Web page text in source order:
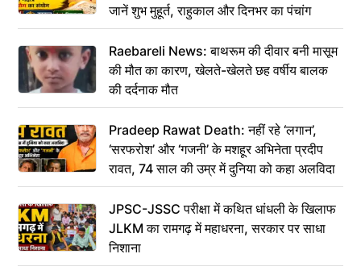
जानें शुभ मुहूर्त, राहुकाल और दिनभर का पंचांग
Raebareli News: बाथरूम की दीवार बनी मासूम
की मौत का कारण, खेलते-खेलते छह वर्षीय बालक
की दर्दनाक मौत
Pradeep Rawat Death: नहीं रहे ‘लगान’,
‘सरफरोश’ और ‘गजनी’ के मशहूर अभिनेता प्रदीप
रावत, 74 साल की उम्र में दुनिया को कहा अलविदा
JPSC-JSSC परीक्षा में कथित धांधली के खिलाफ
JLKM का रामगढ़ में महाधरना, सरकार पर साधा
निशाना